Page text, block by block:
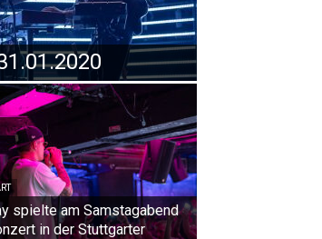
spielte am Samstagabend
in der Stuttgarter